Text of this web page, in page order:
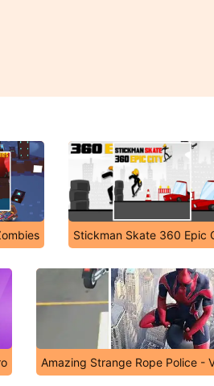
Stickman Skate 360 Epic
Amazing Strange Rope Police -